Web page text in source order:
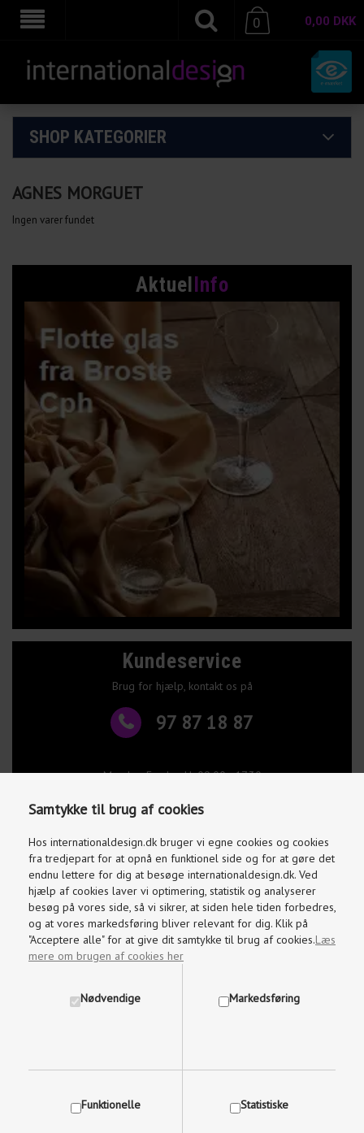
Samtykke til brug af cookies
Hos internationaldesign.dk bruger vi egne cookies og cookies
fra tredjepart for at opnå en funktionel side og for at gøre det
endnu lettere for dig at besøge internationaldesign.dk. Ved
hjælp af cookies laver vi optimering, statistik og analyserer
besøg på vores side, så vi sikrer, at siden hele tiden forbedres,
og at vores markedsføring bliver relevant for dig. Klik på
"Acceptere alle" for at give dit samtykke til brug af cookies.Læs
mere om brugen af cookies her
Nødvendige Markedsføring
Funktionelle Statistiske
0,00 DKK
0
SHOP KATEGORIER
Aktuel Info
Kundeservice
Brug for hjælp, kontakt os på
97 87 18 87
Mandag-Fredag kl. 09.00 - 17.30
info@internationaldesign.dk
FRI FRAGT VED KØB OVER 499 kr.
AGNES MORGUET
Ingen varer fundet